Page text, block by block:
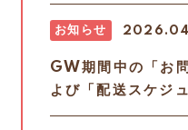
お知らせ
GW期間中の「お
よび「配送スケジ